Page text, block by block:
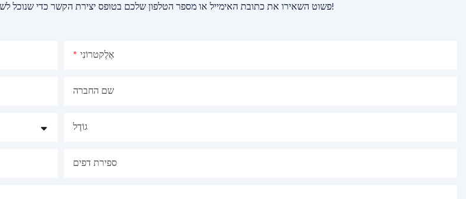
פשוט השאירו את כתובת האימייל או מספר הטלפון שלכם בטופס יצירת הקשר כדי שנוכל לשלוח לכם הצעת מחיר ללא עלות עבור מגוון רחב של עיצובים!
אֶלֶקטרוֹנִי
שם החברה
גוֹדֶל
ספירת דפים